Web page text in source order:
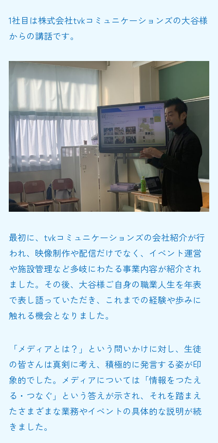
1社目は株式会社tvkコミュニケーションズの大谷様
からの講話です。
最初に、tvkコミュニケーションズの会社紹介が行
われ、映像制作や配信だけでなく、イベント運営
や施設管理など多岐にわたる事業内容が紹介され
ました。その後、大谷様ご自身の職業人生を年表
で表し語っていただき、これまでの経験や歩みに
触れる機会となりました。
「メディアとは？」という問いかけに対し、生徒
の皆さんは真剣に考え、積極的に発言する姿が印
象的でした。メディアについては「情報をつたえ
る・つなぐ」という答えが示され、それを踏まえ
たさまざまな業務やイベントの具体的な説明が続
きました。